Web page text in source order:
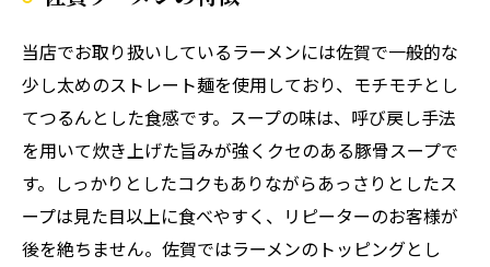
当店でお取り扱いしているラーメンには佐賀で一般的な
少し太めのストレート麺を使用しており、モチモチとし
てつるんとした食感です。スープの味は、呼び戻し手法
を用いて炊き上げた旨みが強くクセのある豚骨スープで
す。しっかりとしたコクもありながらあっさりとしたス
ープは見た目以上に食べやすく、リピーターのお客様が
後を絶ちません。佐賀ではラーメンのトッピングとし